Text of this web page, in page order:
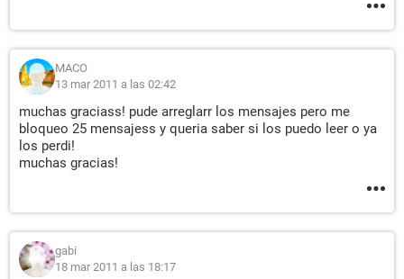
MACO
13 mar 2011 a las 02:42
muchas graciass! pude arreglarr los mensajes pero me
bloqueo 25 mensajess y queria saber si los puedo leer o ya
los perdi!
muchas gracias!
gabi
18 mar 2011 a las 18:17